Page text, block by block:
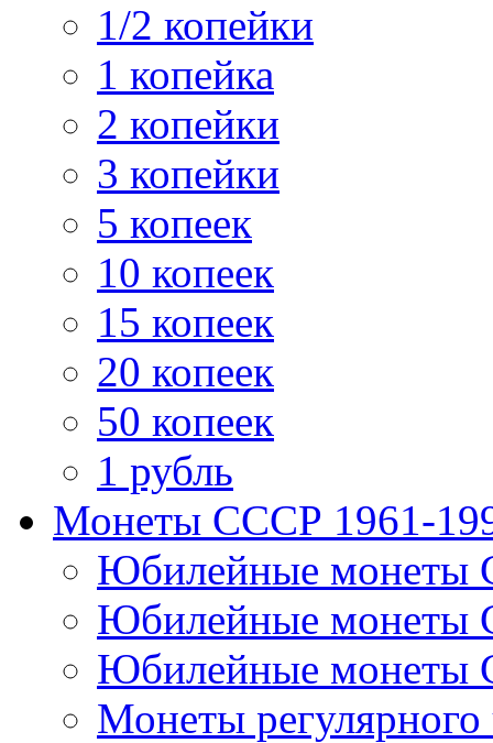
1/2 копейки
1 копейка
2 копейки
3 копейки
5 копеек
10 копеек
15 копеек
20 копеек
50 копеек
1 рубль
Монеты СССР 1961-
Юбилейные монеты
Юбилейные
Юбилейные
Монеты